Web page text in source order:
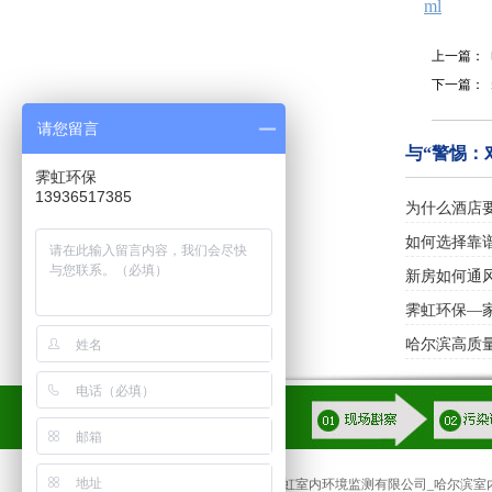
ml
上一篇：
下一篇：
与“警惕：
为什么酒店
如何选择靠
新房如何通
霁虹环保—
哈尔滨高质
哈尔滨霁虹室内环境监测有限公司_哈尔滨
请您留言
霁虹环保
13936517385